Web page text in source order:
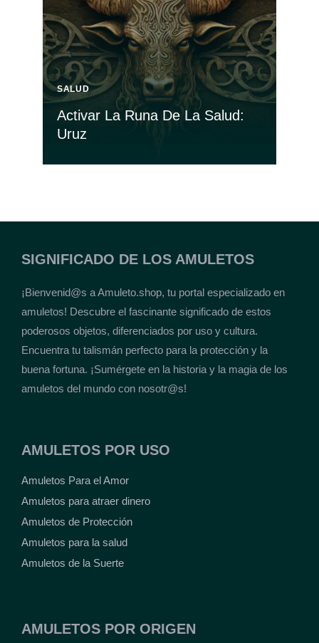
SALUD
Activar La Runa De La Salud:
Uruz
SIGNIFICADO DE LOS AMULETOS
¡Bienvenid@s a Amuleto.shop, tu portal especializado en
amuletos! Descubre el fascinante significado de estos
poderosos objetos, diferenciados por uso y cultura.
Encuentra tu talismán perfecto para la protección y la
buena fortuna. ¡Sumérgete en la historia y la magia de los
amuletos del mundo con nosotr@s!
AMULETOS POR USO
Amuletos Para el Amor
Amuletos para atraer dinero
Amuletos de Protección
Amuletos para la salud
Amuletos de la Suerte
AMULETOS POR ORIGEN